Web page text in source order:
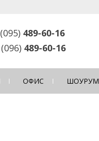
(095) 489-60-16
(096) 489-60-16
ОФИС ШОУРУМ